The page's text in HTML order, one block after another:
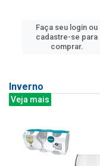
Faça seu login ou
cadastre-se para
comprar.
Inverno
Veja mais